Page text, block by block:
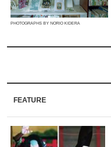
PHOTOGRAPHS BY NORIO KIDERA
FEATURE